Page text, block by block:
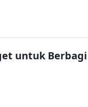
untuk Berbagi